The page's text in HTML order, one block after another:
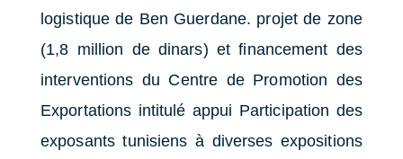
logistique de Ben Guerdane. projet de zone
(1,8 million de dinars) et financement des
interventions du Centre de Promotion des
Exportations intitulé appui Participation des
exposants tunisiens à diverses expositions